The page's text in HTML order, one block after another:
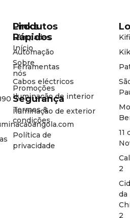
11
2
da
2
Produtos
Lâmpadas
Automação
Ferramentas
Cabos eléctricos
Iluminação de interior
Iluminação de exterior
Links
Rápidos
Início
Sobre
nós
Promoções
Segurança
Termos &
condições
Política de
privacidade